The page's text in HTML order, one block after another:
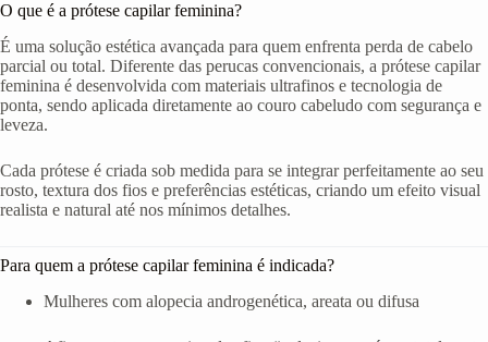
O que é a prótese capilar feminina?
É uma solução estética avançada para quem enfrenta perda de cabelo
parcial ou total. Diferente das perucas convencionais, a prótese capilar
feminina é desenvolvida com materiais ultrafinos e tecnologia de
ponta, sendo aplicada diretamente ao couro cabeludo com segurança e
leveza.
Cada prótese é criada sob medida para se integrar perfeitamente ao seu
rosto, textura dos fios e preferências estéticas, criando um efeito visual
realista e natural até nos mínimos detalhes.
Para quem a prótese capilar feminina é indicada?
Mulheres com alopecia androgenética, areata ou difusa